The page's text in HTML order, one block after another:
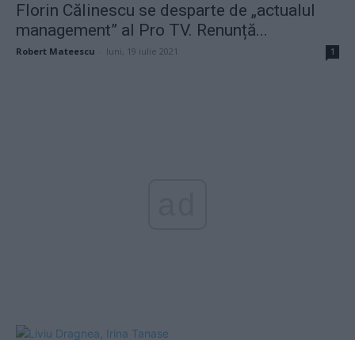
Florin Călinescu se desparte de „actualul
management” al Pro TV. Renunță...
Robert Mateescu luni, 19 iulie 2021 1